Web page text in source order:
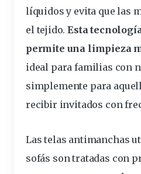
líquidosy evita que las
el tejido.Esta
permite una limpieza
ideal para familias con
simplemente para
recibir invitados con
Lastelas antimanchas
sofás son tratadas con